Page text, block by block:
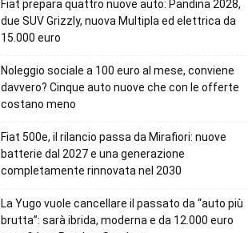
Fiat prepara quattro nuove auto: Pandina 2028,
due SUV Grizzly, nuova Multipla ed elettrica da
15.000 euro
Noleggio sociale a 100 euro al mese, conviene
davvero? Cinque auto nuove che con le offerte
costano meno
Fiat 500e, il rilancio passa da Mirafiori: nuove
batterie dal 2027 e una generazione
completamente rinnovata nel 2030
La Yugo vuole cancellare il passato da “auto più
brutta”: sarà ibrida, moderna e da 12.000 euro